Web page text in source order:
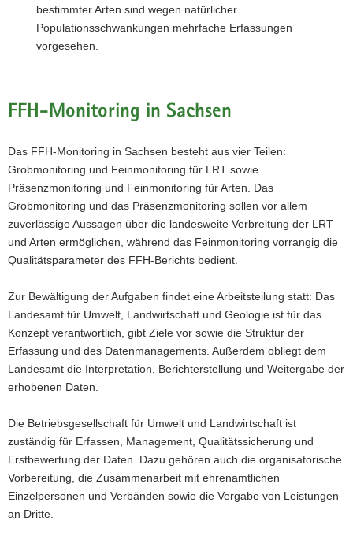
bestimmter Arten sind wegen natürlicher
Populationsschwankungen mehrfache Erfassungen
vorgesehen.
FFH-Monitoring in Sachsen
Das FFH-Monitoring in Sachsen besteht aus vier Teilen:
Grobmonitoring und Feinmonitoring für LRT sowie
Präsenzmonitoring und Feinmonitoring für Arten. Das
Grobmonitoring und das Präsenzmonitoring sollen vor allem
zuverlässige Aussagen über die landesweite Verbreitung der LRT
und Arten ermöglichen, während das Feinmonitoring vorrangig die
Qualitätsparameter des FFH-Berichts bedient.
Zur Bewältigung der Aufgaben findet eine Arbeitsteilung statt: Das
Landesamt für Umwelt, Landwirtschaft und Geologie ist für das
Konzept verantwortlich, gibt Ziele vor sowie die Struktur der
Erfassung und des Datenmanagements. Außerdem obliegt dem
Landesamt die Interpretation, Berichterstellung und Weitergabe der
erhobenen Daten.
Die Betriebsgesellschaft für Umwelt und Landwirtschaft ist
zuständig für Erfassen, Management, Qualitätssicherung und
Erstbewertung der Daten. Dazu gehören auch die organisatorische
Vorbereitung, die Zusammenarbeit mit ehrenamtlichen
Einzelpersonen und Verbänden sowie die Vergabe von Leistungen
an Dritte.